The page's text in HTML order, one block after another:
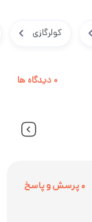
کولرگازی
0 دیدگاه ها
0 پرسش و پاسخ